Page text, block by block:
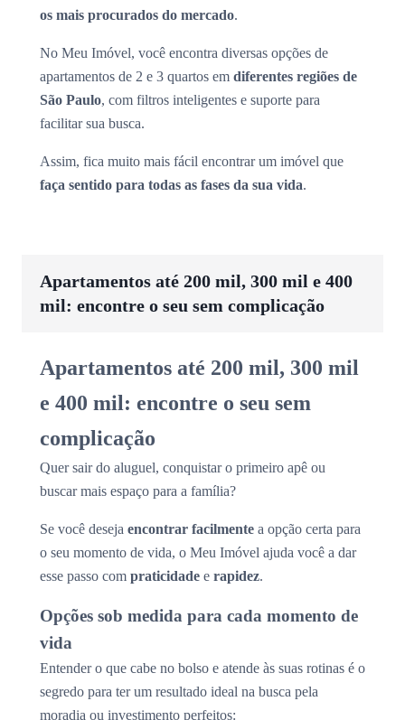
os mais procurados do mercado.
No Meu Imóvel, você encontra diversas opções de
apartamentos de 2 e 3 quartos em diferentes regiões de
São Paulo, com filtros inteligentes e suporte para
facilitar sua busca.
Assim, fica muito mais fácil encontrar um imóvel que
faça sentido para todas as fases da sua vida.
Apartamentos até 200 mil, 300 mil e 400
mil: encontre o seu sem complicação
Apartamentos até 200 mil, 300 mil
e 400 mil: encontre o seu sem
complicação
Quer sair do aluguel, conquistar o primeiro apê ou
buscar mais espaço para a família?
Se você deseja encontrar facilmente a opção certa para
o seu momento de vida, o Meu Imóvel ajuda você a dar
esse passo com praticidade e rapidez.
Opções sob medida para cada momento de
vida
Entender o que cabe no bolso e atende às suas rotinas é o
segredo para ter um resultado ideal na busca pela
moradia ou investimento perfeitos: